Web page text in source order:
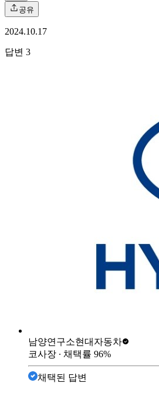
공유
2024.10.17
답변 3
남양연구소현대자동차
코사장 ∙ 채택률 96%
채택된 답변